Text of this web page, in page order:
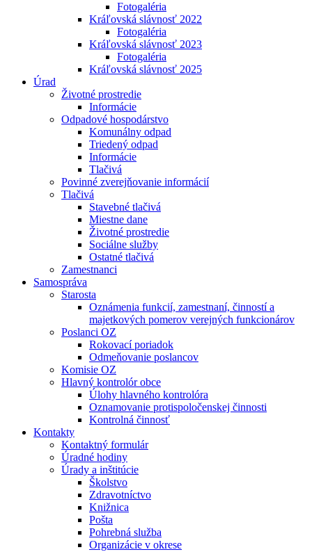
Fotogaléria
Kráľovská slávnosť 2022
Fotogaléria
Kráľovská slávnosť 2023
Fotogaléria
Kráľovská slávnosť 2025
Úrad
Životné prostredie
Informácie
Odpadové hospodárstvo
Komunálny odpad
Triedený odpad
Informácie
Tlačivá
Povinné zverejňovanie informácií
Tlačivá
Stavebné tlačivá
Miestne dane
Životné prostredie
Sociálne služby
Ostatné tlačivá
Zamestnanci
Samospráva
Starosta
Oznámenia funkcií, zamestnaní, činností a
majetkových pomerov verejných funkcionárov
Poslanci OZ
Rokovací poriadok
Odmeňovanie poslancov
Komisie OZ
Hlavný kontrolór obce
Úlohy hlavného kontrolóra
Oznamovanie protispoločenskej činnosti
Kontrolná činnosť
Kontakty
Kontaktný formulár
Úradné hodiny
Úrady a inštitúcie
Školstvo
Zdravotníctvo
Knižnica
Pošta
Pohrebná služba
Organizácie v okrese